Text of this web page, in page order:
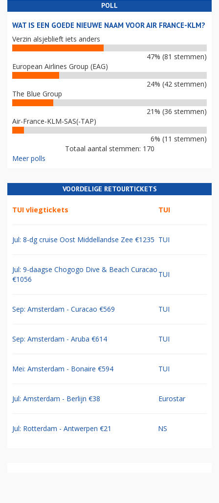
POLL
WAT IS EEN GOEDE NIEUWE NAAM VOOR AIR FRANCE-KLM?
Verzin alsjeblieft iets anders
47% (81 stemmen)
European Airlines Group (EAG)
24% (42 stemmen)
The Blue Group
21% (36 stemmen)
Air-France-KLM-SAS(-TAP)
6% (11 stemmen)
Totaal aantal stemmen: 170
Meer polls
VOORDELIGE RETOURTICKETS
TUI vliegtickets TUI
Jul: 8-dg cruise Oost Middellandse Zee €1235 TUI
Jul: 9-daagse Chogogo Dive & Beach Curacao
€1056
TUI
Sep: Amsterdam - Curacao €569 TUI
Sep: Amsterdam - Aruba €614 TUI
Mei: Amsterdam - Bonaire €594 TUI
Jul: Amsterdam - Berlijn €38 Eurostar
Jul: Rotterdam - Antwerpen €21 NS